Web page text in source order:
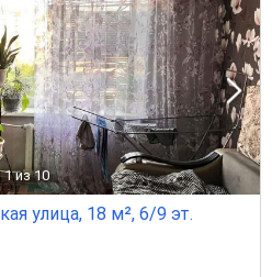
1 из 10
улица, 18 м², 6/9 эт.